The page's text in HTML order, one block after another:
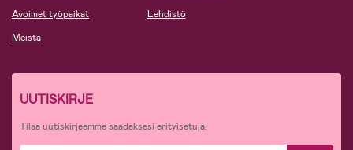
Avoimet työpaikat
Meistä
Lehdistö
UUTISKIRJE
Tilaa uutiskirjeemme saadaksesi erityisetuja!